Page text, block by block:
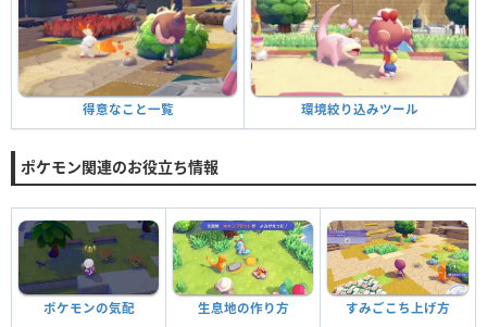
得意なこと一覧 環境絞り込みツール
ポケモン関連のお役立ち情報
ポケモンの気配 生息地の作り方 すみごこち上げ方